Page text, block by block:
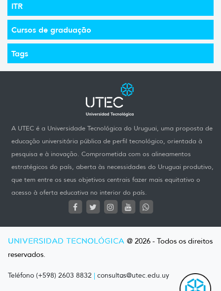
ITR
Cursos de graduação
Tags
A UTEC é a Universidade Tecnológica do Uruguai, uma proposta de
educação universitária pública de perfil tecnológico, orientada à
pesquisa e à inovação. Comprometida com os alineamentos
estratégicos do país, aberta às necessidades do Uruguai produtivo,
que tem entre os seus objetivos centrais fazer mais equitativo o
acesso à oferta educativa no interior do país.
UNIVERSIDAD TECNOLÓGICA @ 2026 - Todos os direitos
reservados.
Teléfono (+598) 2603 8832 | consultas@utec.edu.uy